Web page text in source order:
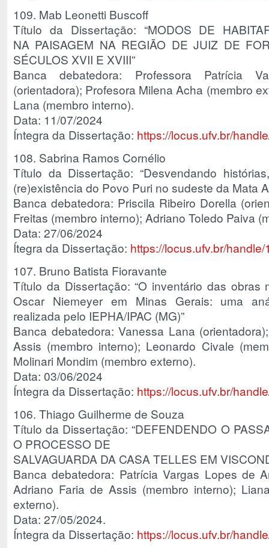
109. Mab Leonetti Buscoff
Título da Dissertação: “MODOS DE
NA PAISAGEM NA REGIÃO DE JUIZ DE
SÉCULOS XVII E XVIII”
Banca debatedora: Professora Patrícia
(orientadora); Profesora Milena Acha (membro
Lana (membro interno).
Data: 11/07/2024
Íntegra da Dissertação: https://locus.ufv.br/
108. Sabrina Ramos Cornélio
Título da Dissertação: “Desvendando
(re)existência do Povo Puri no sudeste da Mata
Banca debatedora: Priscila Ribeiro Dorella
Freitas (membro interno); Adriano Toledo Paiva
Data: 27/06/2024
Ítegra da Dissertação: https://locus.ufv.br/
107. Bruno Batista Fioravante
Título da Dissertação: “O inventário das obras
Oscar Niemeyer em Minas Gerais: uma
realizada pelo IEPHA/IPAC (MG)”
Banca debatedora: Vanessa Lana
Assis (membro interno); Leonardo Civale
Molinari Mondim (membro externo).
Data: 03/06/2024
Íntegra da Dissertação: https://locus.ufv.br/
106. Thiago Guilherme de Souza
Título da Dissertação: “DEFENDENDO O
O PROCESSO DE
SALVAGUARDA DA CASA TELLES EM
Banca debatedora: Patrícia Vargas Lopes de
Adriano Faria de Assis (membro interno);
externo).
Data: 27/05/2024.
Íntegra da Dissertação: https://locus.ufv.br/